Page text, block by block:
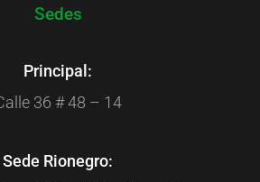
Sedes
Principal:
36 # 48 – 14
Sede Rionegro: